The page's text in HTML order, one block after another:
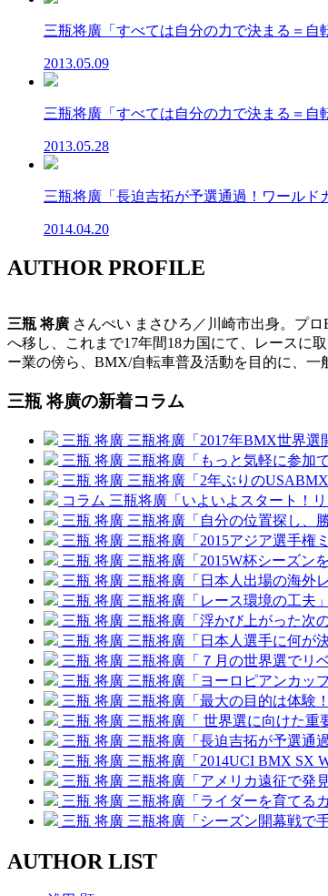
三瓶将廣「すべては自分の力で決まる＝自
2013.05.09
三瓶将廣「すべては自分の力で決まる＝自
2013.05.28
三瓶将廣「長迫吉拓が予選通過！ワールド
2014.04.20
AUTHOR PROFILE
三瓶 将廣 さんぺい まさひろ／川崎市出身。プ
へ移し、これまで17年間18カ国にて、レースに
ー業の傍ら、BMX/自転車普及活動を目的に、
三瓶 将廣の新着コラム
三瓶 将廣 三瓶将廣「2017年BMX世界選
三瓶 将廣 三瓶将廣「もっと気軽に参加
三瓶 将廣 三瓶将廣「2年ぶりのUSABMX
コラム 三瓶将廣「いよいよスタート！
三瓶 将廣 三瓶将廣「自分の位置探し、
三瓶 将廣 三瓶将廣「2015アジア選手権
三瓶 将廣 三瓶将廣「2015W杯シーズン
三瓶 将廣 三瓶将廣「日本人出場の海外
三瓶 将廣 三瓶将廣「レース環境の工夫」
三瓶 将廣 三瓶将廣「浮かび上がった次
三瓶 将廣 三瓶将廣「日本人選手に何が
三瓶 将廣 三瓶将廣「７月の世界選でリ
三瓶 将廣 三瓶将廣「ヨーロピアンカッ
三瓶 将廣 三瓶将廣「最大の目的は体験
三瓶 将廣 三瓶将廣「 世界選に向けた重
三瓶 将廣 三瓶将廣「長迫吉拓が予選通
三瓶 将廣 三瓶将廣「2014UCI BMX SX
三瓶 将廣 三瓶将廣「アメリカ遠征で発
三瓶 将廣 三瓶将廣「ライダーを育てる
三瓶 将廣 三瓶将廣「シーズン開幕戦で
AUTHOR LIST